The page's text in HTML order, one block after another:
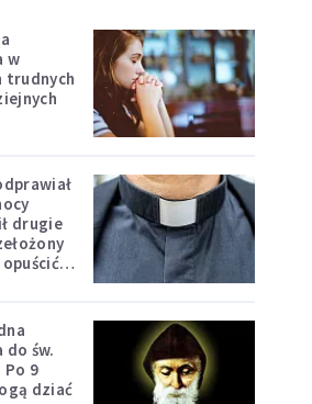
w
trudnych
drugie
opuścić
św.
Po 9
dziać